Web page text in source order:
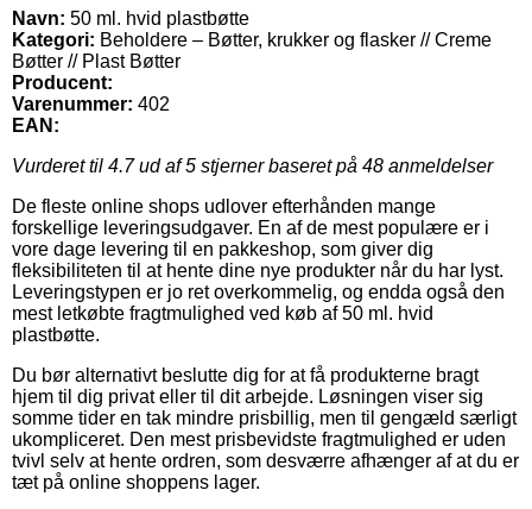
Navn: 50 ml. hvid plastbøtte
Kategori: Beholdere – Bøtter, krukker og flasker // Creme
Bøtter // Plast Bøtter
Producent:
Varenummer: 402
EAN:
Vurderet til 4.7ud af 5 stjerner baseret på 48 anmeldelser
De fleste online shops udlover efterhånden mange
forskellige leveringsudgaver. En af de mest populære er i
vore dage levering til en pakkeshop, som giver dig
fleksibiliteten til at hente dine nye produkter når du har lyst.
Leveringstypen er jo ret overkommelig, og endda også den
mest letkøbte fragtmulighed ved køb af 50 ml. hvid
plastbøtte.
Du bør alternativt beslutte dig for at få produkterne bragt
hjem til dig privat eller til dit arbejde. Løsningen viser sig
somme tider en tak mindre prisbillig, men til gengæld særligt
ukompliceret. Den mest prisbevidste fragtmulighed er uden
tvivl selv at hente ordren, som desværre afhænger af at du er
tæt på online shoppens lager.